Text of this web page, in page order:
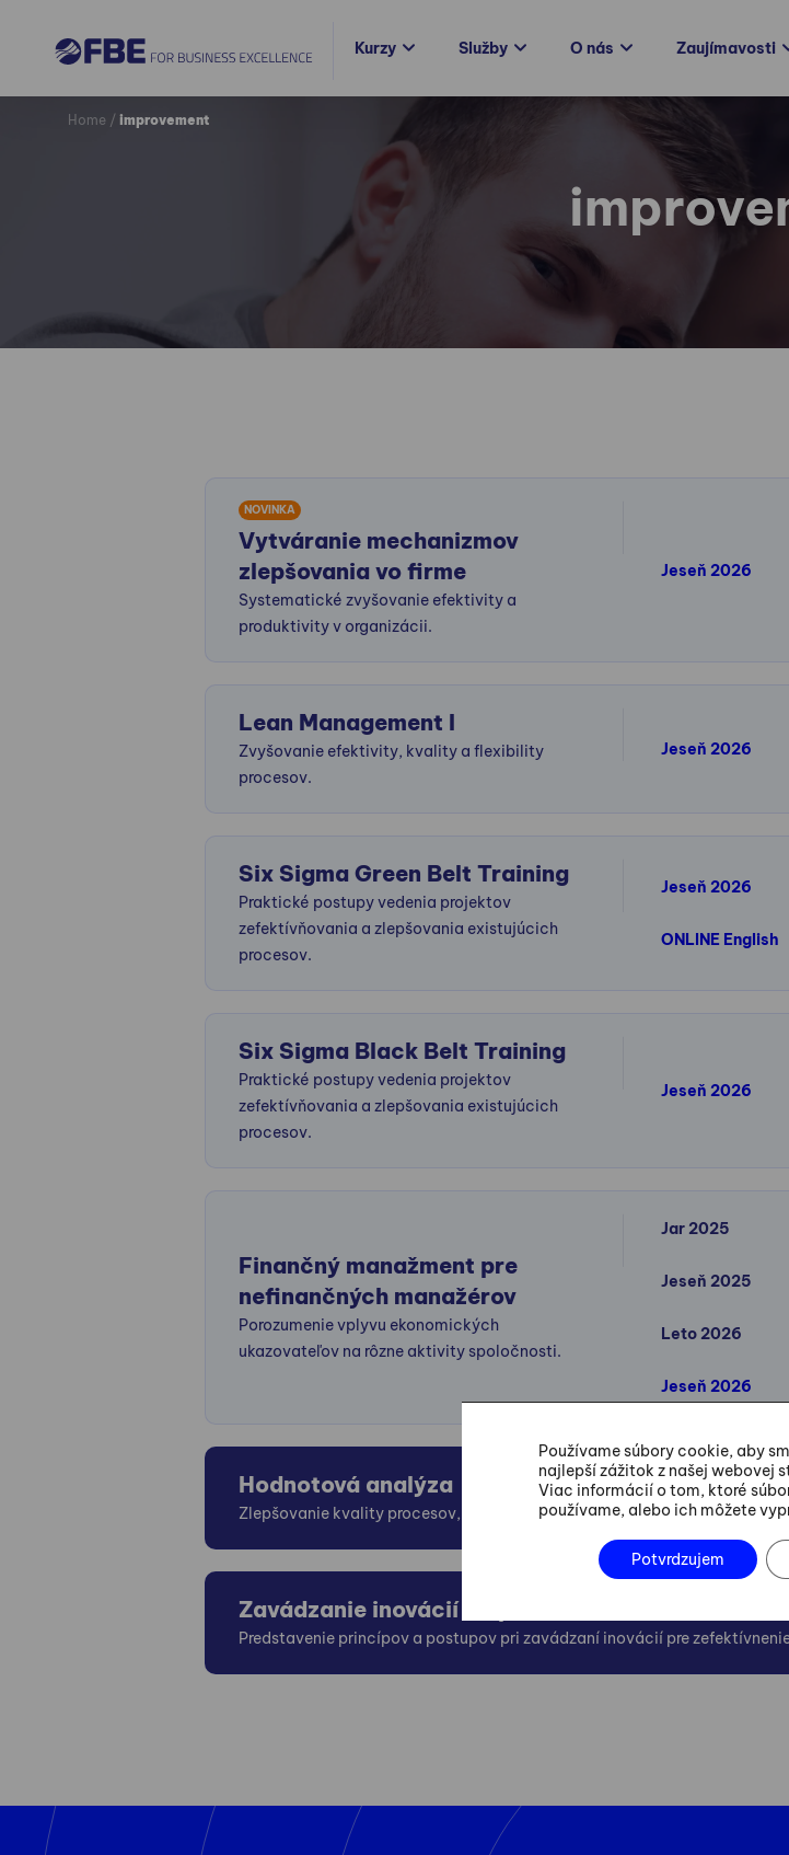
Kurzy Služby O nás Zaujímavosti
Home / improvement
NOVINKA
Vytváranie mechanizmov
zlepšovania vo firme
Systematické zvyšovanie efektivity a
produktivity v organizácii.
Jeseň 2026
Lean Management I
Zvyšovanie efektivity, kvality a flexibility
procesov.
Jeseň 2026
Six Sigma Green Belt Training
Praktické postupy vedenia projektov
zefektívňovania a zlepšovania existujúcich
procesov.
Jeseň 2026
ONLINE English
Six Sigma Black Belt Training
Praktické postupy vedenia projektov
zefektívňovania a zlepšovania existujúcich
procesov.
Jeseň 2026
Finančný manažment pre
nefinančných manažérov
Porozumenie vplyvu ekonomických
ukazovateľov na rôzne aktivity spoločnosti.
Jar 2025
Jeseň 2025
Leto 2026
Jeseň 2026
Hodnotová analýza
Zlepšovanie kvality procesov, výrobkov a služieb.
Zavádzanie inovácií do procesov
Predstavenie princípov a postupov pri zavádzaní inovácií pre
Používame súbory cookie, aby
najlepší zážitok z našej webovej
Viac informácií o tom, ktoré
používame, alebo ich môžete
Potvrdzujem